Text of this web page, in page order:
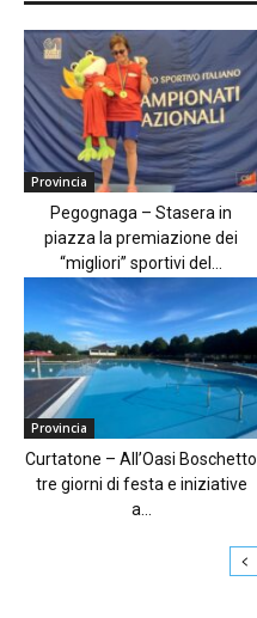
Provincia
Pegognaga – Stasera in
piazza la premiazione dei
“migliori” sportivi del...
Provincia
Curtatone – All’Oasi Boschetto
tre giorni di festa e iniziative
a...